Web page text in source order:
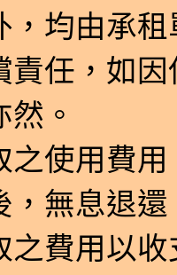
，均由承
責任，如因
。
之使用費
，無息退還
之費用以